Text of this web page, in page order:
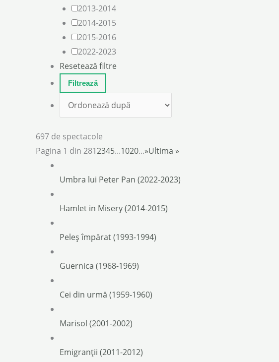
2013-2014
2014-2015
2015-2016
2022-2023
Resetează filtre
697 de spectacole
Pagina 1 din 2812345...1020...»Ultima »
Umbra lui Peter Pan (2022-2023)
Hamlet in Misery (2014-2015)
Peleș împărat (1993-1994)
Guernica (1968-1969)
Cei din urmă (1959-1960)
Marisol (2001-2002)
Emigranţii (2011-2012)